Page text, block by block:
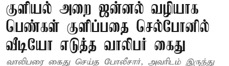
குளியல் அறை ஜன்னல் வழியாக
பெண்கள் குளிப்பதை செல்போனில்
வீடியோ எடுத்த வாலிபர் கைது
வாலிபரை கைது செய்த போலீசார், அவரிடம் இருந்து